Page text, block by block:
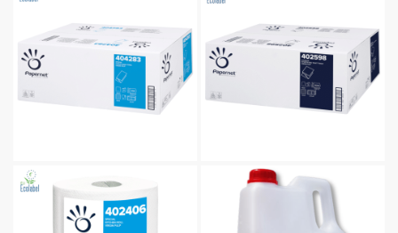
Expert Clean lavanda Expert Clean floreale